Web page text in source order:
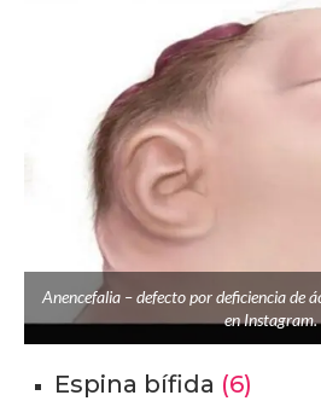
Anencefalia – defecto por deficiencia de
en Instagram.
Espina bífida (6)